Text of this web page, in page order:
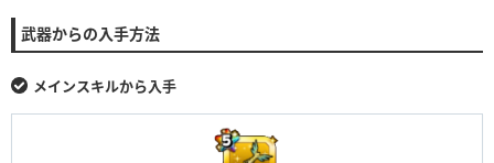
武器からの入手方法
メインスキルから入手